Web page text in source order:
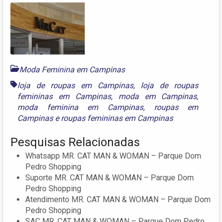
Moda Feminina em Campinas
loja de roupas em Campinas, loja de roupas
femininas em Campinas, moda em Campinas,
moda feminina em Campinas, roupas em
Campinaseroupas femininas em Campinas
Pesquisas Relacionadas
Whatsapp MR. CAT MAN & WOMAN – Parque Dom
Pedro Shopping
Suporte MR. CAT MAN & WOMAN – Parque Dom
Pedro Shopping
Atendimento MR. CAT MAN & WOMAN – Parque Dom
Pedro Shopping